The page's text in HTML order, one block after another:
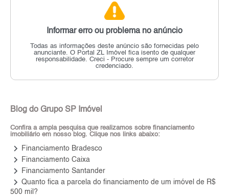
Informar erro ou problema no anúncio
Todas as informações deste anúncio são fornecidas pelo
anunciante. O Portal ZL Imóvel fica isento de qualquer
responsabilidade. Creci - Procure sempre um corretor
credenciado.
Blog do Grupo SP Imóvel
Confira a ampla pesquisa que realizamos sobre financiamento
imobiliário em nosso blog. Clique nos links abaixo:
keyboard_arrow_right Financiamento Bradesco
keyboard_arrow_right Financiamento Caixa
keyboard_arrow_right Financiamento Santander
keyboard_arrow_right Quanto fica a parcela do financiamento de um imóvel de R$
500 mil?